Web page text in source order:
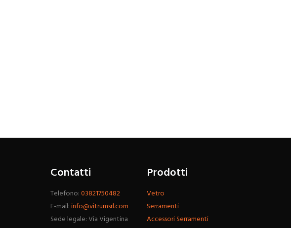
Contatti
Telefono:03821750482
E-mail:info@vitrumsrl.com
Sede legale: Via Vigentina
Prodotti
Vetro
Serramenti
Accessori Serramenti